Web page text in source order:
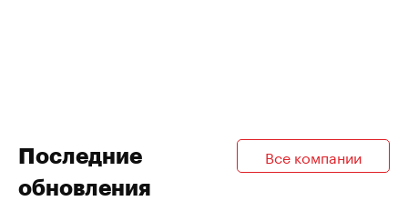
Последние
обновления
Все компании